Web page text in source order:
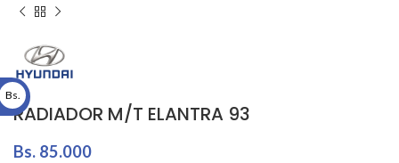
RADIADOR M/T ELANTRA 93
Bs. 85.000
Bs.